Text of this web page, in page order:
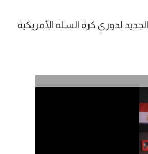
لدوري كرة السلة الأمريكية